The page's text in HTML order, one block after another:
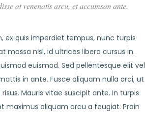
at venenatis arcu, et accumsan ante.
ex quis imperdiet tempus, nunc turpis
nisl, id ultrices libero cursus in.
euismod. Sed pellentesque elit vel
in ante. Fusce aliquam nulla orci, ut
Mauris vitae suscipit ante. In turpis
maximus aliquam arcu a feugiat. Proin